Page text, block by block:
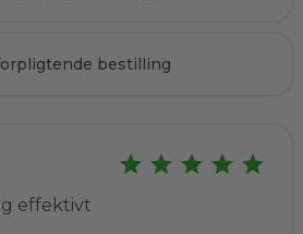
bestilling
effektivt